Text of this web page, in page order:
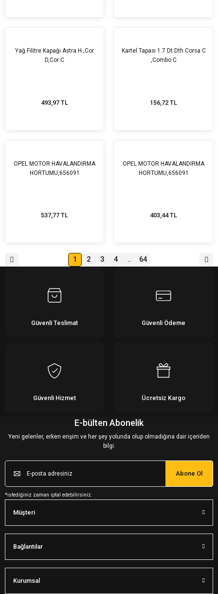
Yağ Filitre Kapağı Astra H ,Cor
D,Cor C
493,97 TL
Kartel Tapası 1.7 Dt Dth Corsa C
,Combo C
156,72 TL
OPEL MOTOR HAVALANDIRMA
HORTUMU,656091
537,77 TL
OPEL MOTOR HAVALANDIRMA
HORTUMU,656091
403,44 TL
1 2 3 4 .. 64
Güvenli Teslimat Güvenli Ödeme
Güvenli Hizmet Ücretsiz Kargo
E-bülten Abonelik
Yeni gelenler, erken erişim ve her şey yolunda olup olmadığına dair içeriden
bilgi.
Abone Ol
*istediğiniz zaman iptal edebilirsiniz.
Müşteri
Bağlantılar
Kurumsal